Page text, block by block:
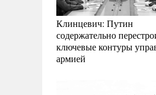
Клинцевич: Путин
содержательно
ключевые контуры
армией